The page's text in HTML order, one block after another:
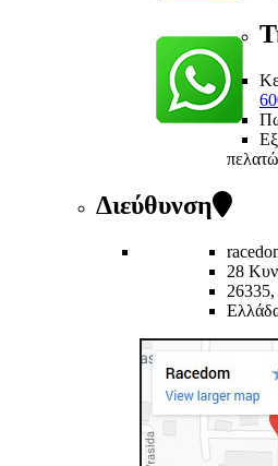
Διεύθυνση
28